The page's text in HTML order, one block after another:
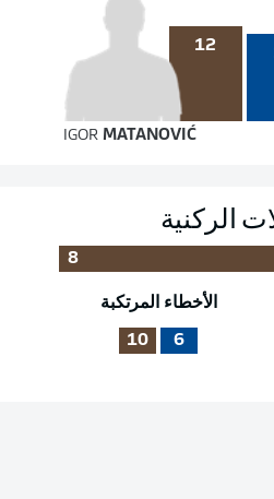
12
IGOR MATANOVIĆ
الركنية
8
الأخطاء المرتكبة
6
10